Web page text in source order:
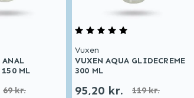
ANAL
150 ML
69 kr.
Vuxen
VUXEN AQUA GLIDECREME
300 ML
95,20 kr. 119 kr.